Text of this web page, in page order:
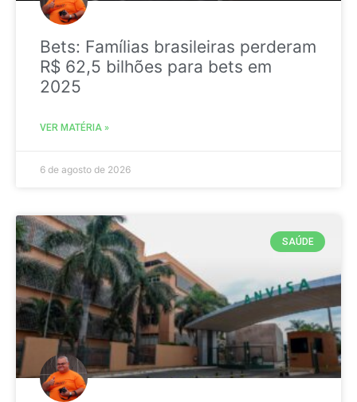
Bets: Famílias brasileiras perderam
R$ 62,5 bilhões para bets em
2025
VER MATÉRIA »
6 de agosto de 2026
SAÚDE